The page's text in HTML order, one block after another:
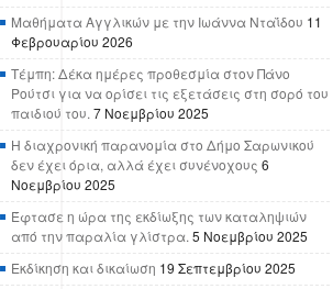
Μαθήματα Αγγλικών με την Ιωάννα Νταΐδου 11
Φεβρουαρίου 2026
Τέμπη: Δέκα ημέρες προθεσμία στον Πάνο
Ρούτσι για να ορίσει τις εξετάσεις στη σορό του
παιδιού του. 7 Νοεμβρίου 2025
Η διαχρονική παρανομία στο Δήμο Σαρωνικού
δεν έχει όρια, αλλά έχει συνένοχους 6
Νοεμβρίου 2025
Έφτασε η ώρα της εκδίωξης των καταληψιών
από την παραλία γλίστρα. 5 Νοεμβρίου 2025
Εκδίκηση και δικαίωση 19 Σεπτεμβρίου 2025